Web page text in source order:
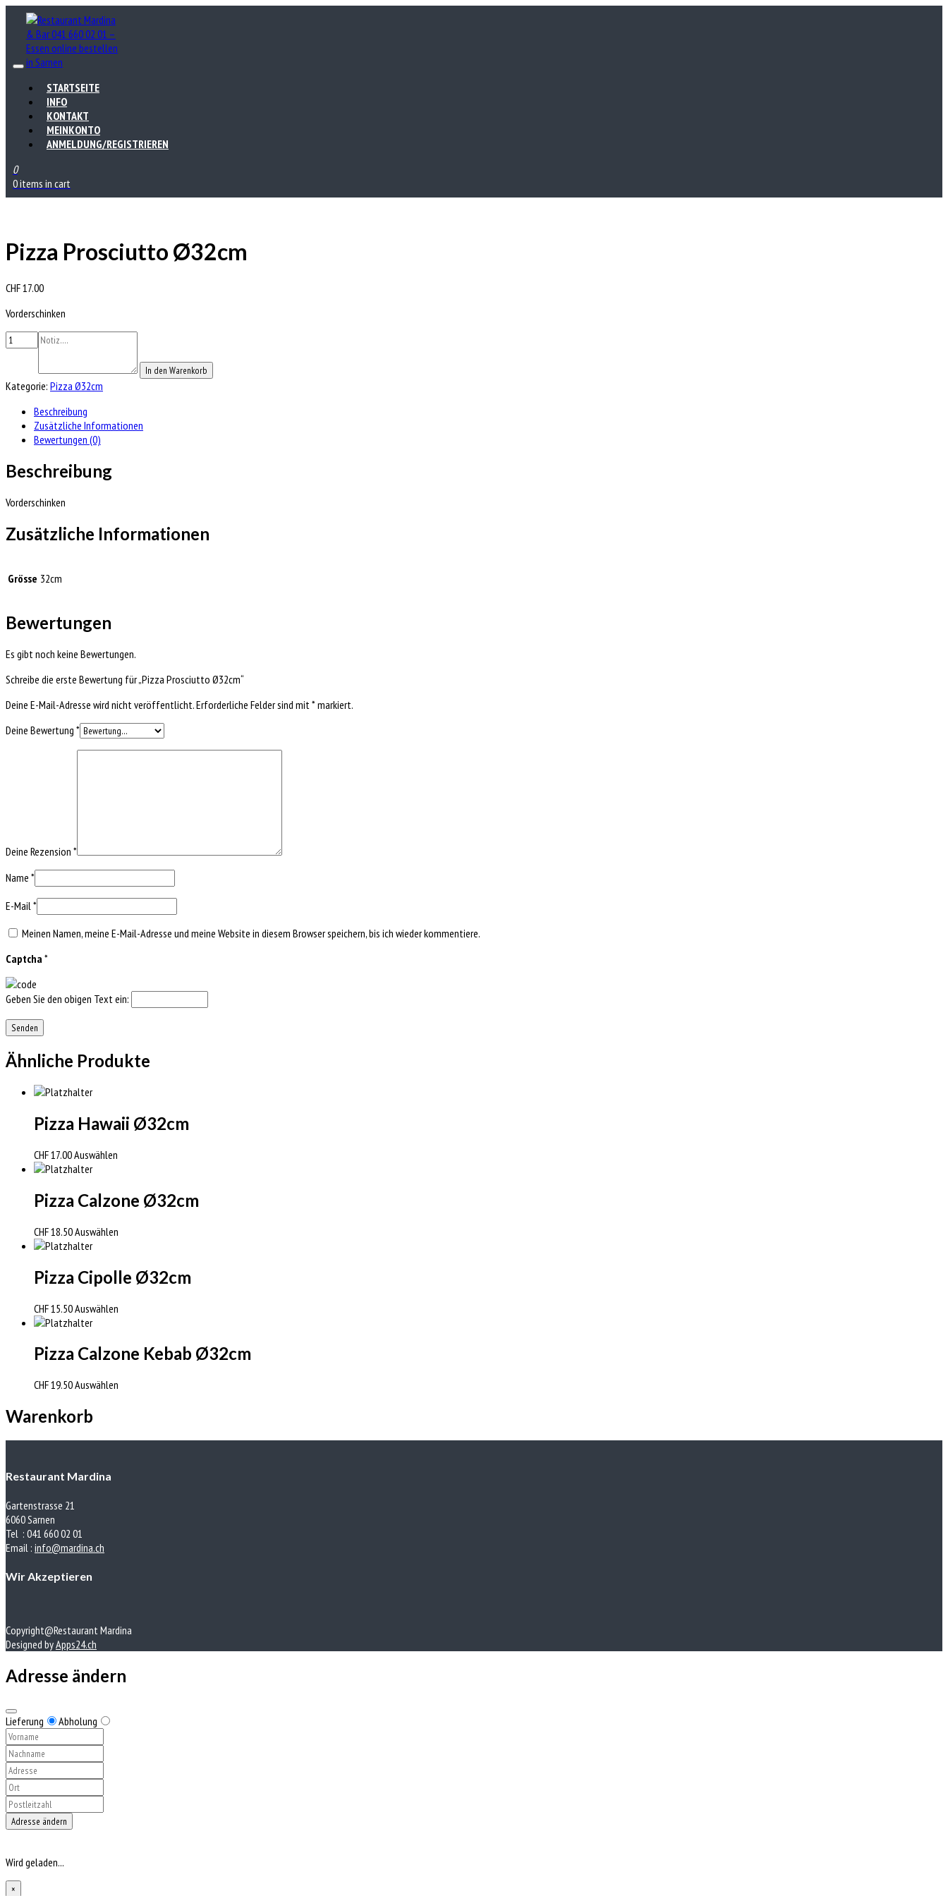
STARTSEITE
INFO
KONTAKT
MEINKONTO
ANMELDUNG/REGISTRIEREN
0
0 items in cart
Pizza Prosciutto Ø32cm
CHF17.00
Vorderschinken
In den Warenkorb
Kategorie: Pizza Ø32cm
Beschreibung
Zusätzliche Informationen
Bewertungen (0)
Beschreibung
Vorderschinken
Zusätzliche Informationen
Grösse 32cm
Bewertungen
Es gibt noch keine Bewertungen.
Schreibe die erste Bewertung für „Pizza Prosciutto Ø32cm“
Deine E-Mail-Adresse wird nicht veröffentlicht.Erforderliche Felder sind mit*markiert.
Deine Bewertung *
Deine Rezension *
Name *
E-Mail*
Meinen Namen, meine E-Mail-Adresse und meine Website in diesem Browser speichern, bis ich wieder kommentiere.
Captcha *
Geben Sie den obigen Text ein:
Ähnliche Produkte
Pizza Hawaii Ø32cm
CHF17.00Auswählen
Pizza Calzone Ø32cm
CHF18.50Auswählen
Pizza Cipolle Ø32cm
CHF15.50Auswählen
Pizza Calzone Kebab Ø32cm
CHF19.50Auswählen
Warenkorb
Restaurant Mardina
Gartenstrasse 21
6060 Sarnen
Tel : 041 660 02 01
Email : info@mardina.ch
Wir Akzeptieren
Copyright@Restaurant Mardina
Designed byApps24.ch
Adresse ändern
Lieferung Abholung
Adresse ändern
Wird geladen...
×